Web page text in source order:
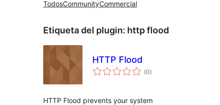
TodosCommunityCommercial
Etiqueta del plugin: http flood
HTTP Flood
(0total
de
)
HTTP Flood prevents your system